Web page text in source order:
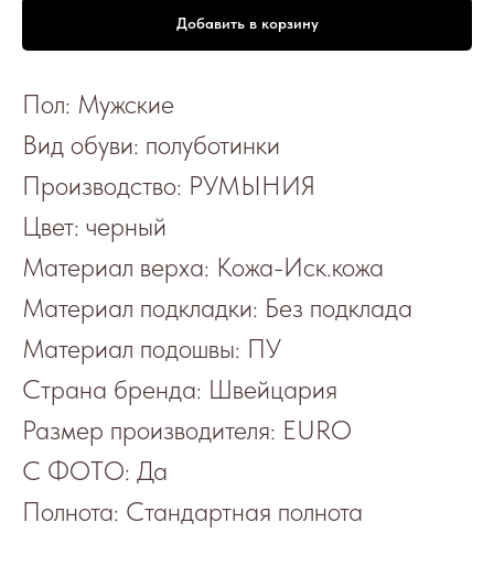
Добавить в корзину
Пол: Мужские
Вид обуви: полуботинки
Производство: РУМЫНИЯ
Цвет: черный
Материал верха: Кожа-Иск.кожа
Материал подкладки: Без подклада
Материал подошвы: ПУ
Страна бренда: Швейцария
Размер производителя: EURO
С ФОТО: Да
Полнота: Стандартная полнота